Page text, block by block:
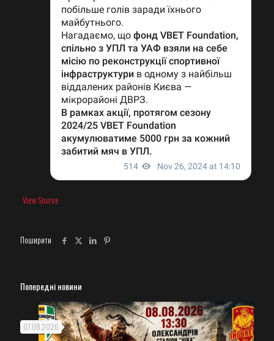
View Source
Поширити
Попередні новини
07.08.2026